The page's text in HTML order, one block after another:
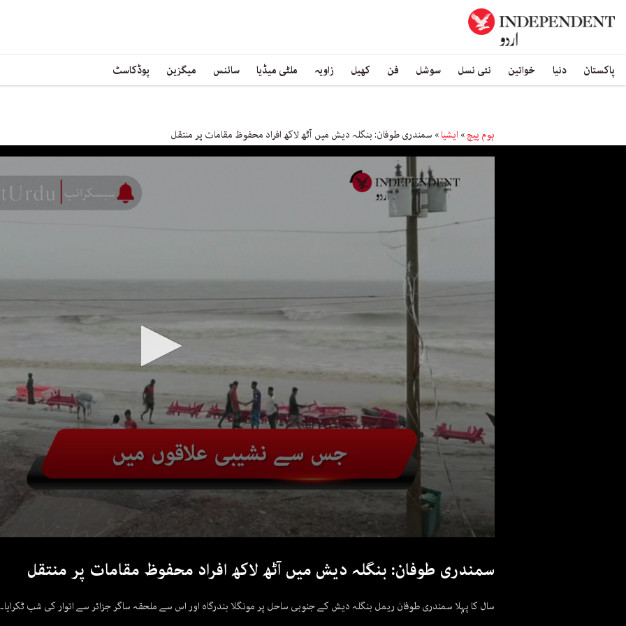
پاکستان دنیا خواتین نئی نسل سوشل فن کھیل زاویہ ملٹی میڈیا سائنس میگزین پوڈکاسٹ
ہوم پیچ» ایشیا» سمندری طوفان: بنگلہ دیش میں آٹھ لاکھ افراد محفوظ مقامات پر منتقل
سمندری طوفان: بنگلہ دیش میں آٹھ لاکھ افراد محفوظ مقامات پر منتقل
سال کا پہلا سمندری طوفان ریمل بنگلہ دیش کے جنوبی ساحل پر مونگلا بندرگاہ اور اس سے ملحقہ ساگر جزائر سے اتوار کی شب ٹکرایا۔